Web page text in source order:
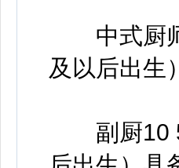
中式厨师
及以后出生
副厨10